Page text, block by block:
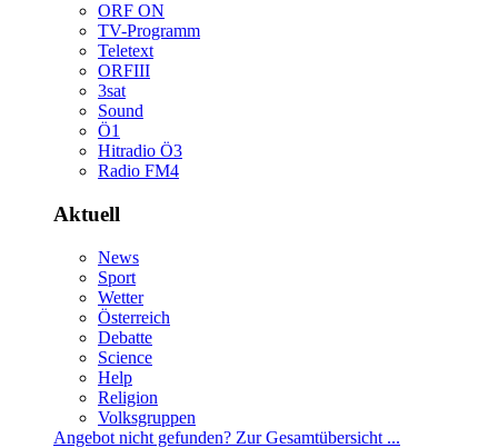
ORFON
TV-Programm
Teletext
ORFIII
3sat
Sound
Ö1
HitradioÖ3
RadioFM4
Aktuell
News
Sport
Wetter
Österreich
Debatte
Science
Help
Religion
Volksgruppen
Angebotnichtgefunden?ZurGesamtübersicht...